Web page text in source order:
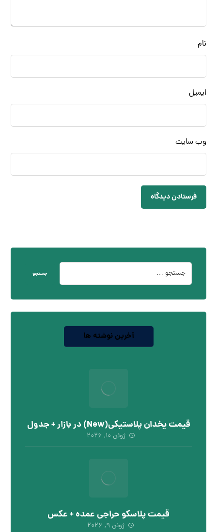
نام
ایمیل
وب‌ سایت
فرستادن دیدگاه
جستجو
آخرین نوشته ها
قیمت یخدان پلاستیکی(New) در بازار + جدول
ژوئن ۱۰, ۲۰۲۶
قیمت پلاسکو حراجی عمده + عکس
ژوئن ۹, ۲۰۲۶